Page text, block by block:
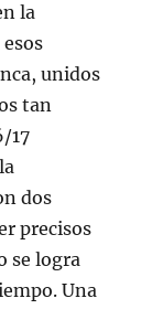
la
unidos
tan
17
dos
precisos
se logra
Una